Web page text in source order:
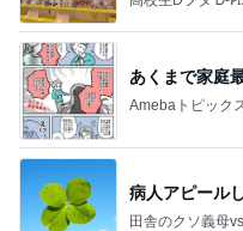
あくまで家庭
Amebaトピック
病人アピール
田舎のクソ義母